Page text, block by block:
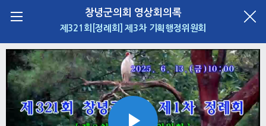
창녕군의회 영상회의록
제321회[정례회] 제3차 기획행정위원회